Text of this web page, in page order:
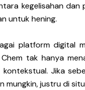
kegelisahan
untuk hening.
platform digital
tak hanya
Jika
mungkin, justru di